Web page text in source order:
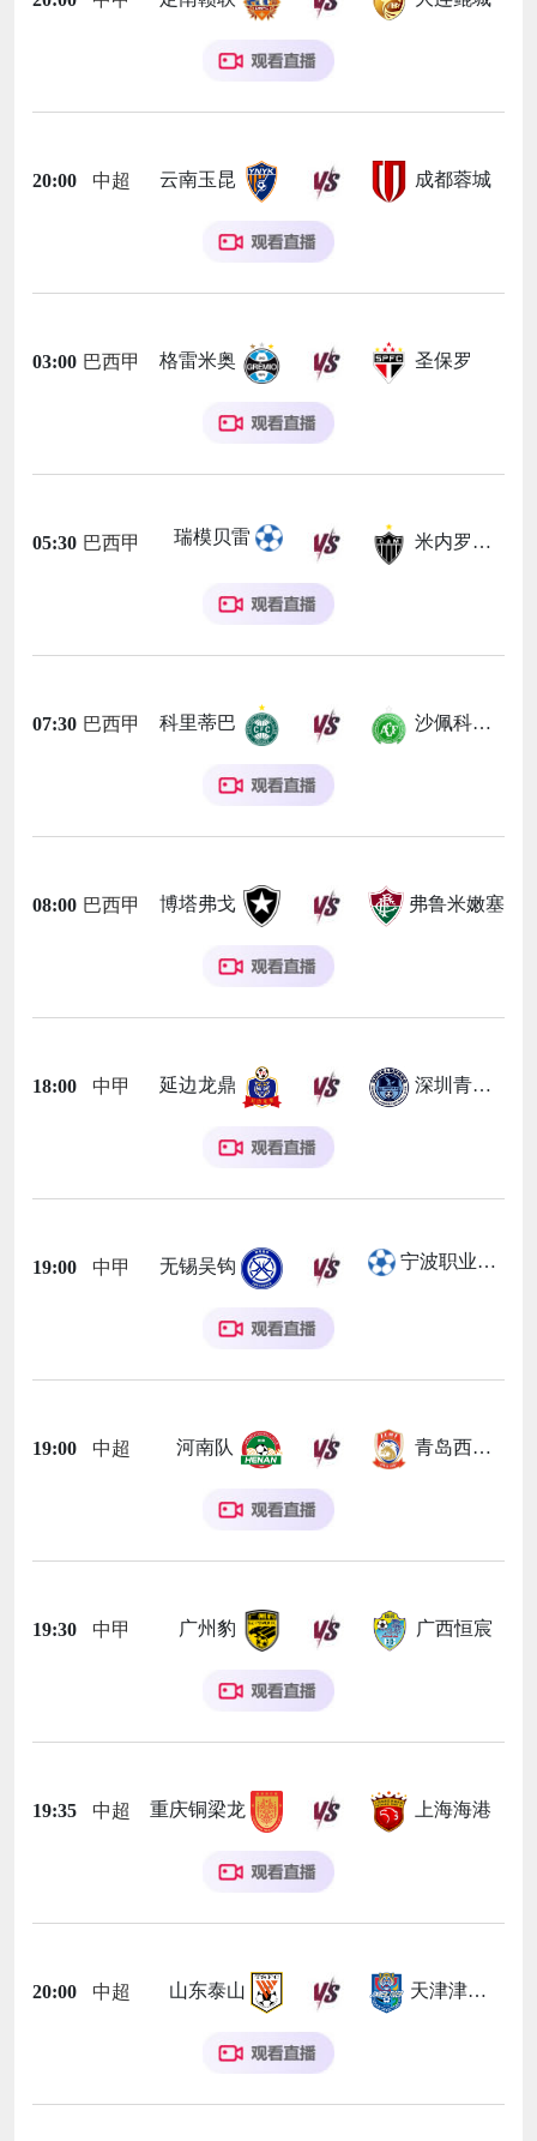
20:00 中超 云南玉昆 成都蓉城
03:00 巴西甲 格雷米奥 圣保罗
05:30 巴西甲 瑞模贝雷 米内罗竞技
07:30 巴西甲 科里蒂巴 沙佩科恩斯
08:00 巴西甲 博塔弗戈 弗鲁米嫩塞
18:00 中甲 延边龙鼎 深圳青年人
19:00 中甲 无锡吴钩 宁波职业足球俱乐部
19:00 中超 河南队 青岛西海岸
19:30 中甲 广州豹 广西恒宸
19:35 中超 重庆铜梁龙 上海海港
20:00 中超 山东泰山 天津津门虎